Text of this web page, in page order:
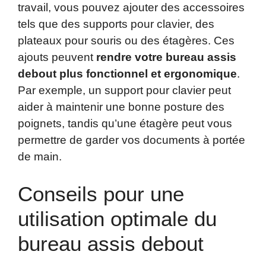
travail, vous pouvez ajouter des accessoires
tels que des supports pour clavier, des
plateaux pour souris ou des étagères. Ces
ajouts peuvent rendre votre bureau assis
debout plus fonctionnel et ergonomique.
Par exemple, un support pour clavier peut
aider à maintenir une bonne posture des
poignets, tandis qu’une étagère peut vous
permettre de garder vos documents à portée
de main.
Conseils pour une
utilisation optimale du
bureau assis debout